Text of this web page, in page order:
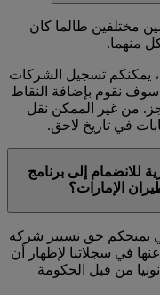
مختلفين طالما كان
منهما.
يمكنكم تسجيل الشركات
سوف نقوم بإضافة النقاط
من غير الممكن نقل
في تاريخ لاحق.
للانضمام إلى برنامج
الإمارات؟
يمنحكم حق تسيير شركة
في سجلاتنا لإظهار أن
من قبل الحكومة